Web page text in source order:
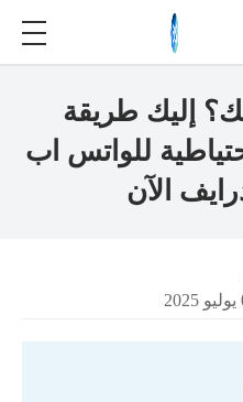
إليك طريقة
للواتس اب
الآن